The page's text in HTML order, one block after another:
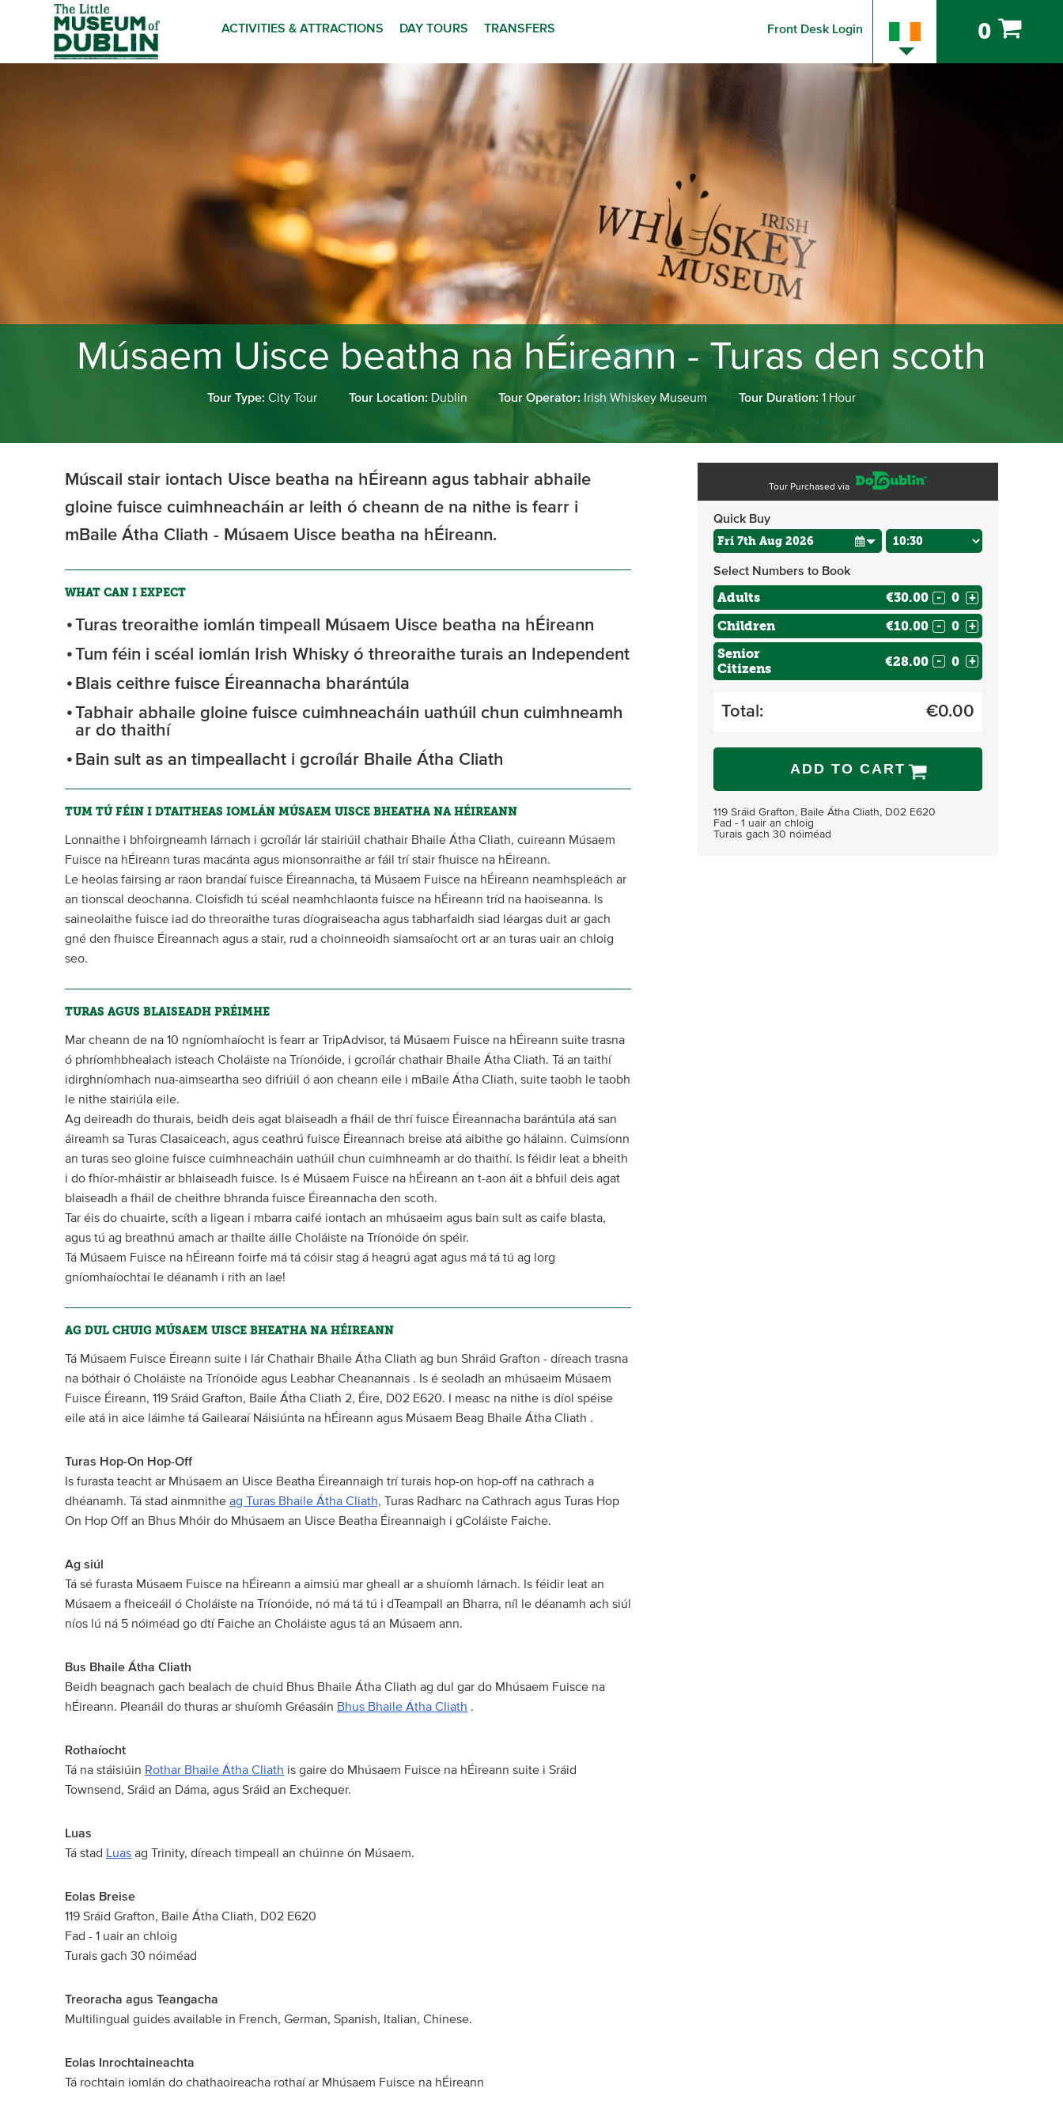
ACTIVITIES & ATTRACTIONS DAY TOURS TRANSFERS Front Desk Login 0
Músaem Uisce beatha na hÉireann - Turas den scoth
Tour Type: City Tour Tour Location: Dublin Tour Operator: Irish Whiskey Museum Tour Duration:1 Hour
Múscail stair iontach Uisce beatha na hÉireann agus tabhair abhaile
gloine fuisce cuimhneacháin ar leith ó cheann de na nithe is fearr i
mBaile Átha Cliath - Músaem Uisce beatha na hÉireann.
WHAT CAN I EXPECT
Turas treoraithe iomlán timpeall Músaem Uisce beatha na hÉireann
Tum féin i scéal iomlán Irish Whisky ó threoraithe turais an Independent
Blais ceithre fuisce Éireannacha bharántúla
Tabhair abhaile gloine fuisce cuimhneacháin uathúil chun cuimhneamh
ar do thaithí
Bain sult as an timpeallacht i gcroílár Bhaile Átha Cliath
TUM TÚ FÉIN I DTAITHEAS IOMLÁN MÚSAEM UISCE BHEATHA NA HÉIREANN
Lonnaithe i bhfoirgneamh lárnach i gcroílár lár stairiúil chathair Bhaile Átha Cliath, cuireann Músaem
Fuisce na hÉireann turas macánta agus mionsonraithe ar fáil trí stair fhuisce na hÉireann.
Le heolas fairsing ar raon brandaí fuisce Éireannacha, tá Músaem Fuisce na hÉireann neamhspleách ar
an tionscal deochanna. Cloisfidh tú scéal neamhchlaonta fuisce na hÉireann tríd na haoiseanna. Is
saineolaithe fuisce iad do threoraithe turas díograiseacha agus tabharfaidh siad léargas duit ar gach
gné den fhuisce Éireannach agus a stair, rud a choinneoidh siamsaíocht ort ar an turas uair an chloig
seo.
TURAS AGUS BLAISEADH PRÉIMHE
Mar cheann de na 10 ngníomhaíocht is fearr ar TripAdvisor, tá Músaem Fuisce na hÉireann suite trasna
ó phríomhbhealach isteach Choláiste na Tríonóide, i gcroílár chathair Bhaile Átha Cliath. Tá an taithí
idirghníomhach nua-aimseartha seo difriúil ó aon cheann eile i mBaile Átha Cliath, suite taobh le taobh
le nithe stairiúla eile.
Ag deireadh do thurais, beidh deis agat blaiseadh a fháil de thrí fuisce Éireannacha barántúla atá san
áireamh sa Turas Clasaiceach, agus ceathrú fuisce Éireannach breise atá aibithe go hálainn. Cuimsíonn
an turas seo gloine fuisce cuimhneacháin uathúil chun cuimhneamh ar do thaithí. Is féidir leat a bheith
i do fhíor-mháistir ar bhlaiseadh fuisce. Is é Músaem Fuisce na hÉireann an t-aon áit a bhfuil deis agat
blaiseadh a fháil de cheithre bhranda fuisce Éireannacha den scoth.
Tar éis do chuairte, scíth a ligean i mbarra caifé iontach an mhúsaeim agus bain sult as caife blasta,
agus tú ag breathnú amach ar thailte áille Choláiste na Tríonóide ón spéir.
Tá Músaem Fuisce na hÉireann foirfe má tá cóisir stag á heagrú agat agus má tá tú ag lorg
gníomhaíochtaí le déanamh i rith an lae!
AG DUL CHUIG MÚSAEM UISCE BHEATHA NA HÉIREANN
Tá Músaem Fuisce Éireann suite i lár Chathair Bhaile Átha Cliath ag bun Shráid Grafton - díreach trasna
na bóthair ó Choláiste na Tríonóide agus Leabhar Cheanannais . Is é seoladh an mhúsaeim Músaem
Fuisce Éireann, 119 Sráid Grafton, Baile Átha Cliath 2, Éire, D02 E620. I measc na nithe is díol spéise
eile atá in aice láimhe tá Gailearaí Náisiúnta na hÉireann agus Músaem Beag Bhaile Átha Cliath .
Turas Hop-On Hop-Off
Is furasta teacht ar Mhúsaem an Uisce Beatha Éireannaigh trí turais hop-on hop-off na cathrach a
dhéanamh. Tá stad ainmnithe ag Turas Bhaile Átha Cliath, Turas Radharc na Cathrach agus Turas Hop
On Hop Off an Bhus Mhóir do Mhúsaem an Uisce Beatha Éireannaigh i gColáiste Faiche.
Ag siúl
Tá sé furasta Músaem Fuisce na hÉireann a aimsiú mar gheall ar a shuíomh lárnach. Is féidir leat an
Músaem a fheiceáil ó Choláiste na Tríonóide, nó má tá tú i dTeampall an Bharra, níl le déanamh ach siúl
níos lú ná 5 nóiméad go dtí Faiche an Choláiste agus tá an Músaem ann.
Bus Bhaile Átha Cliath
Beidh beagnach gach bealach de chuid Bhus Bhaile Átha Cliath ag dul gar do Mhúsaem Fuisce na
hÉireann. Pleanáil do thuras ar shuíomh Gréasáin Bhus Bhaile Átha Cliath .
Rothaíocht
Tá na stáisiúin Rothar Bhaile Átha Cliath is gaire do Mhúsaem Fuisce na hÉireann suite i Sráid
Townsend, Sráid an Dáma, agus Sráid an Exchequer.
Luas
Tá stad
Luas ag Trinity, díreach timpeall an chúinne ón Músaem.
Eolas Breise
119 Sráid Grafton, Baile Átha Cliath, D02 E620
Fad - 1 uair an chloig
Turais gach 30 nóiméad
Treoracha agus Teangacha
Multilingual guides available in French, German, Spanish, Italian, Chinese.
Eolas Inrochtaineachta
Tá rochtain iomlán do chathaoireacha rothaí ar Mhúsaem Fuisce na hÉireann
Tour Purchased via
Quick Buy
Select Numbers to Book
Adults €30.00 - +
Children €10.00 - +
Senior
Citizens
€28.00 - +
Total: €0.00
ADD TO CART
119 Sráid Grafton, Baile Átha Cliath, D02 E620
Fad - 1 uair an chloig
Turais gach 30 nóiméad